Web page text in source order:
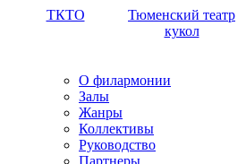
ТКТО
Тюменский театр
кукол
О филармонии
Залы
Жанры
Коллективы
Руководство
Партнеры